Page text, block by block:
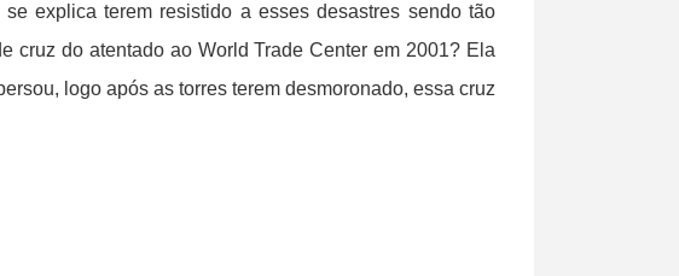
explica terem resistido a esses desastres sendo tão
cruz do atentado ao World Trade Center em 2001? Ela
logo após as torres terem desmoronado, essa cruz